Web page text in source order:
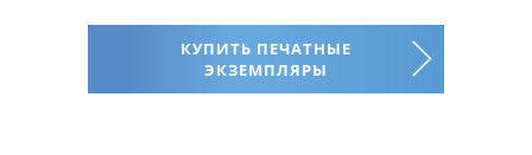
КУПИТЬ ПЕЧАТНЫЕ
ЭКЗЕМПЛЯРЫ